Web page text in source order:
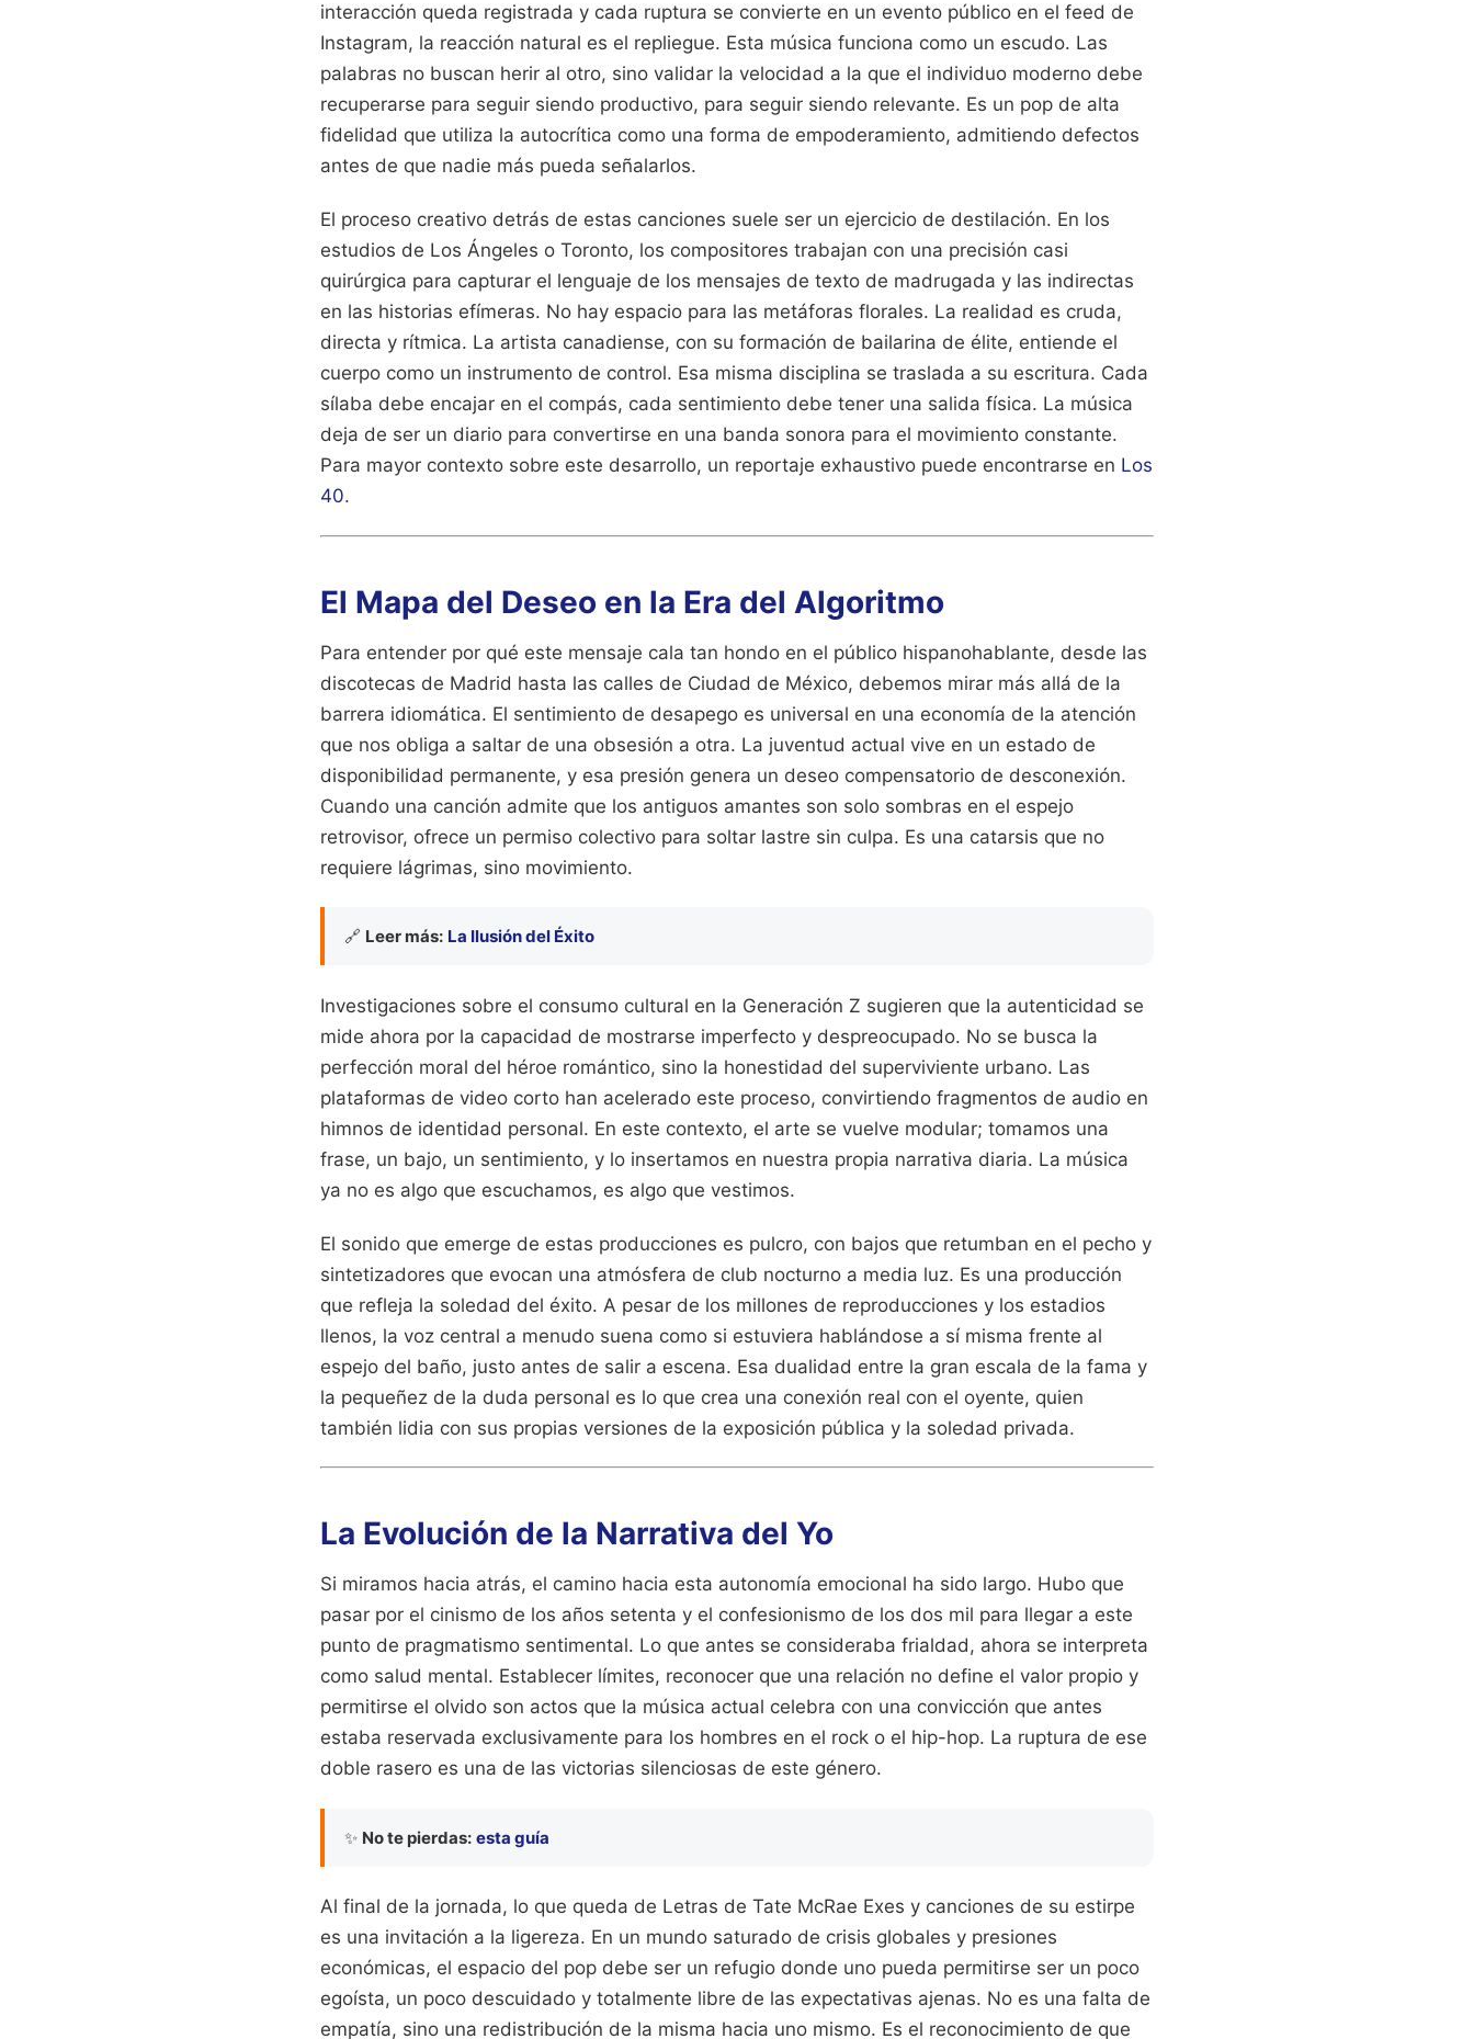
interacción queda registrada y cada ruptura se convierte en un evento público en el feed de
Instagram, la reacción natural es el repliegue. Esta música funciona como un escudo. Las
palabras no buscan herir al otro, sino validar la velocidad a la que el individuo moderno debe
recuperarse para seguir siendo productivo, para seguir siendo relevante. Es un pop de alta
fidelidad que utiliza la autocrítica como una forma de empoderamiento, admitiendo defectos
antes de que nadie más pueda señalarlos.
El proceso creativo detrás de estas canciones suele ser un ejercicio de destilación. En los
estudios de Los Ángeles o Toronto, los compositores trabajan con una precisión casi
quirúrgica para capturar el lenguaje de los mensajes de texto de madrugada y las indirectas
en las historias efímeras. No hay espacio para las metáforas florales. La realidad es cruda,
directa y rítmica. La artista canadiense, con su formación de bailarina de élite, entiende el
cuerpo como un instrumento de control. Esa misma disciplina se traslada a su escritura. Cada
sílaba debe encajar en el compás, cada sentimiento debe tener una salida física. La música
deja de ser un diario para convertirse en una banda sonora para el movimiento constante.
Para mayor contexto sobre este desarrollo, un reportaje exhaustivo puede encontrarse en Los
40.
El Mapa del Deseo en la Era del Algoritmo
Para entender por qué este mensaje cala tan hondo en el público hispanohablante, desde las
discotecas de Madrid hasta las calles de Ciudad de México, debemos mirar más allá de la
barrera idiomática. El sentimiento de desapego es universal en una economía de la atención
que nos obliga a saltar de una obsesión a otra. La juventud actual vive en un estado de
disponibilidad permanente, y esa presión genera un deseo compensatorio de desconexión.
Cuando una canción admite que los antiguos amantes son solo sombras en el espejo
retrovisor, ofrece un permiso colectivo para soltar lastre sin culpa. Es una catarsis que no
requiere lágrimas, sino movimiento.
🔗 Leer más: La Ilusión del Éxito
Investigaciones sobre el consumo cultural en la Generación Z sugieren que la autenticidad se
mide ahora por la capacidad de mostrarse imperfecto y despreocupado. No se busca la
perfección moral del héroe romántico, sino la honestidad del superviviente urbano. Las
plataformas de video corto han acelerado este proceso, convirtiendo fragmentos de audio en
himnos de identidad personal. En este contexto, el arte se vuelve modular; tomamos una
frase, un bajo, un sentimiento, y lo insertamos en nuestra propia narrativa diaria. La música
ya no es algo que escuchamos, es algo que vestimos.
El sonido que emerge de estas producciones es pulcro, con bajos que retumban en el pecho y
sintetizadores que evocan una atmósfera de club nocturno a media luz. Es una producción
que refleja la soledad del éxito. A pesar de los millones de reproducciones y los estadios
llenos, la voz central a menudo suena como si estuviera hablándose a sí misma frente al
espejo del baño, justo antes de salir a escena. Esa dualidad entre la gran escala de la fama y
la pequeñez de la duda personal es lo que crea una conexión real con el oyente, quien
también lidia con sus propias versiones de la exposición pública y la soledad privada.
La Evolución de la Narrativa del Yo
Si miramos hacia atrás, el camino hacia esta autonomía emocional ha sido largo. Hubo que
pasar por el cinismo de los años setenta y el confesionismo de los dos mil para llegar a este
punto de pragmatismo sentimental. Lo que antes se consideraba frialdad, ahora se interpreta
como salud mental. Establecer límites, reconocer que una relación no define el valor propio y
permitirse el olvido son actos que la música actual celebra con una convicción que antes
estaba reservada exclusivamente para los hombres en el rock o el hip-hop. La ruptura de ese
doble rasero es una de las victorias silenciosas de este género.
✨ No te pierdas: esta guía
Al final de la jornada, lo que queda de Letras de Tate McRae Exes y canciones de su estirpe
es una invitación a la ligereza. En un mundo saturado de crisis globales y presiones
económicas, el espacio del pop debe ser un refugio donde uno pueda permitirse ser un poco
egoísta, un poco descuidado y totalmente libre de las expectativas ajenas. No es una falta de
empatía, sino una redistribución de la misma hacia uno mismo. Es el reconocimiento de que